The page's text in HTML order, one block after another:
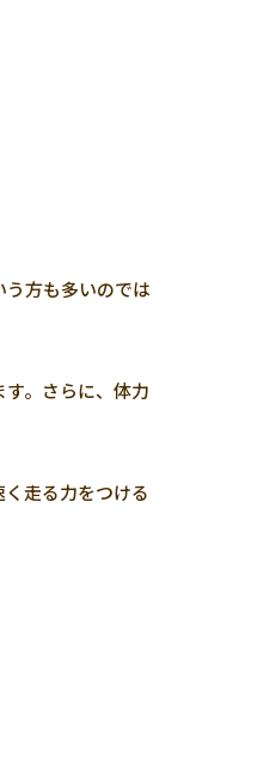
う方も多いのでは
。さらに、体力
走る力をつける